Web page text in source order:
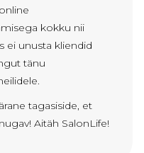
kokku nii
ei unusta kliendid
tänu
tagasiside, et
Aitäh SalonLife!